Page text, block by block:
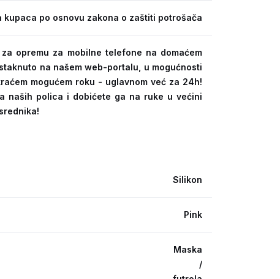
kupaca po osnovu zakona o zaštiti potrošača
opremu za mobilne telefone na domaćem
na našem web-portalu, u mogućnosti
mogućem roku - uglavnom već za 24h!
naših polica i dobićete ga na ruke u većini
Silikon
Pink
Maska
/